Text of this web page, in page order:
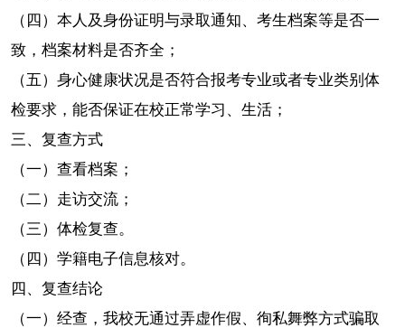
（四）本人及身份证明与录取通知、考生档案等是否一
致，档案材料是否齐全；
（五）身心健康状况是否符合报考专业或者专业类别体
检要求，能否保证在校正常学习、生活；
三、复查方式
（一）查看档案；
（二）走访交流；
（三）体检复查。
（四）学籍电子信息核对。
四、复查结论
（一）经查，我校无通过弄虚作假、徇私舞弊方式骗取